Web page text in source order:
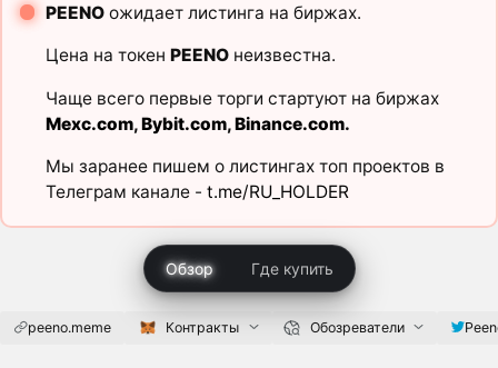
PEENOожидает листинга на биржах.
Цена на токен PEENOнеизвестна.
Чаще всего первые торги стартуют на биржах
Mexc.com,Bybit.com,Binance.com.
Мы заранее пишем о листингах топ проектов в
Телеграм канале - t.me/RU_HOLDER
Обзор Где купить
peeno.meme Контракты Обозреватели